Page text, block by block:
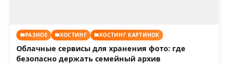
РАЗНОЕ ХОСТИНГ ХОСТИНГ КАРТИНОК
Облачные сервисы для хранения фото: где
безопасно держать семейный архив